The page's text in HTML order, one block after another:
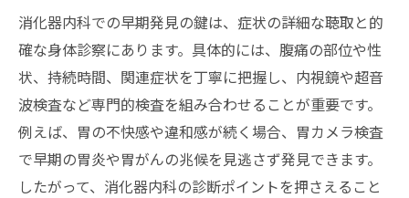
消化器内科での早期発見の鍵は、症状の詳細な聴取と的
確な身体診察にあります。具体的には、腹痛の部位や性
状、持続時間、関連症状を丁寧に把握し、内視鏡や超音
波検査など専門的検査を組み合わせることが重要です。
例えば、胃の不快感や違和感が続く場合、胃カメラ検査
で早期の胃炎や胃がんの兆候を見逃さず発見できます。
したがって、消化器内科の診断ポイントを押さえること